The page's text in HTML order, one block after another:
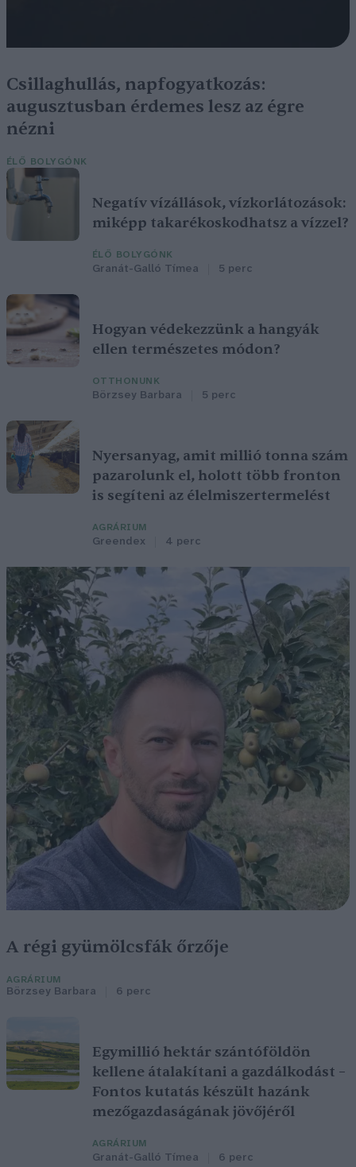
Csillaghullás, napfogyatkozás:
augusztusban érdemes lesz az égre
nézni
ÉLŐ BOLYGÓNK
Negatív vízállások, vízkorlátozások:
miképp takarékoskodhatsz a vízzel?
ÉLŐ BOLYGÓNK
Granát-Galló Tímea 5 perc
Hogyan védekezzünk a hangyák
ellen természetes módon?
OTTHONUNK
Börzsey Barbara 5 perc
Nyersanyag, amit millió tonna szám
pazarolunk el, holott több fronton
is segíteni az élelmiszertermelést
AGRÁRIUM
Greendex 4 perc
A régi gyümölcsfák őrzője
AGRÁRIUM
Börzsey Barbara 6 perc
Egymillió hektár szántóföldön
kellene átalakítani a gazdálkodást –
Fontos kutatás készült hazánk
mezőgazdaságának jövőjéről
AGRÁRIUM
Granát-Galló Tímea 6 perc